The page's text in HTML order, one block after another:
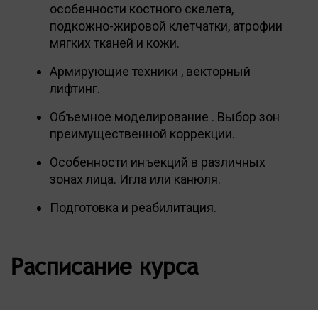
особенности костного скелета,
подкожно-жировой клетчатки, атрофии
мягких тканей и кожи.
Армирующие техники , векторный
лифтинг.
Объемное моделирование . Выбор зон
преимущественной коррекции.
Особенности инъекций в различных
зонах лица. Игла или канюля.
Подготовка и реабилитация.
Расписание курса